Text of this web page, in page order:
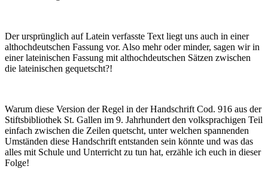
Der ursprünglich auf Latein verfasste Text liegt uns auch in einer
althochdeutschen Fassung vor. Also mehr oder minder, sagen wir in
einer lateinischen Fassung mit althochdeutschen Sätzen zwischen
die lateinischen gequetscht?!
Warum diese Version der Regel in der Handschrift Cod. 916 aus der
Stiftsbibliothek St. Gallen im 9. Jahrhundert den volksprachigen Teil
einfach zwischen die Zeilen quetscht, unter welchen spannenden
Umständen diese Handschrift entstanden sein könnte und was das
alles mit Schule und Unterricht zu tun hat, erzähle ich euch in dieser
Folge!